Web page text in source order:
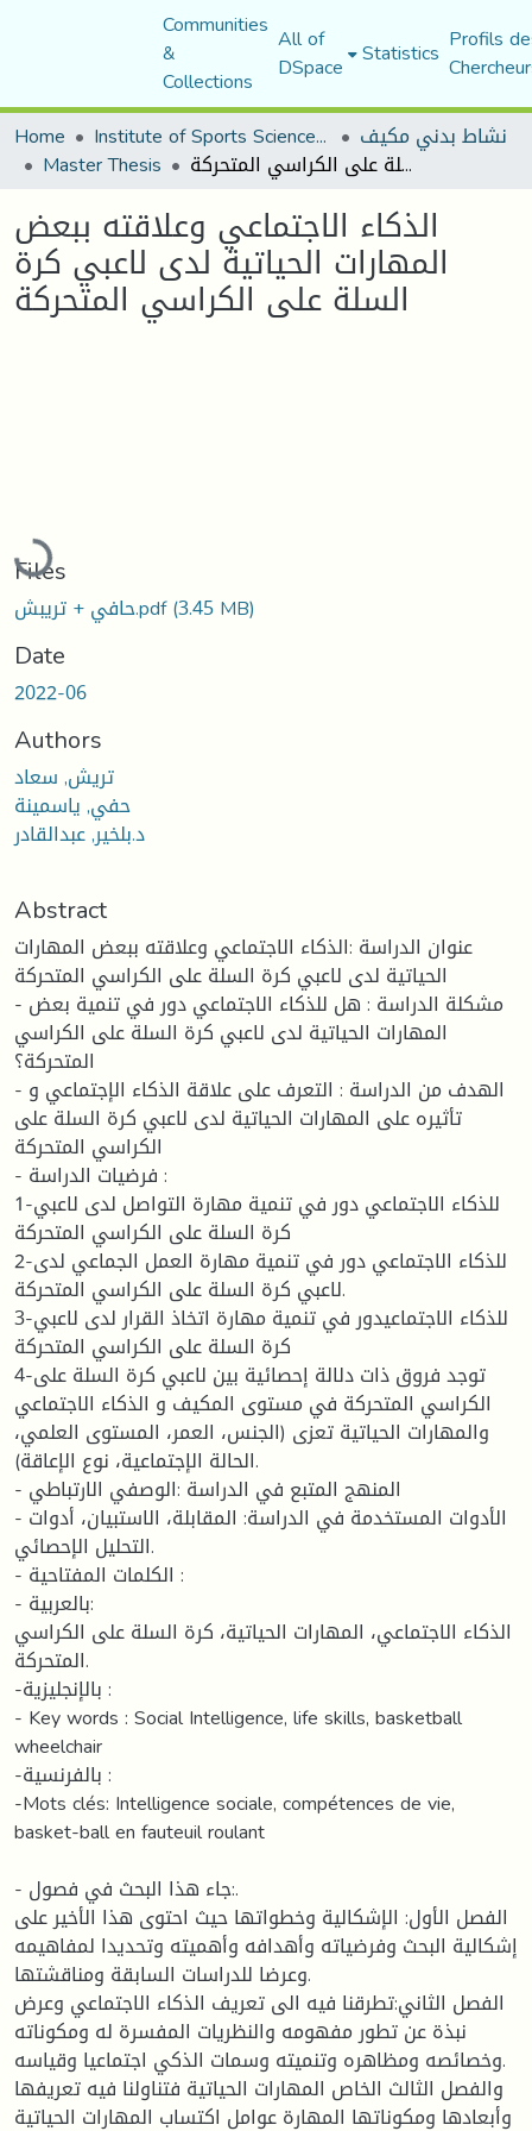
Communities
&
Collections
All of
DSpace Statistics Profils
Home
Institute of Sports Sciences and Techniques نشاط بدني مكيف
Master Thesis الذكاء الاجتماعي وعلاقته ببعض المهارات الحياتية لدى لاعبي كرة السلة على الكراسي المتحركة
الذكاء الاجتماعي وعلاقته ببعض
المهارات الحياتية لدى لاعبي كرة
السلة على الكراسي المتحركة
Loading...
Files
حافي + تريبش.pdf(3.45 MB)
Date
2022-06
Authors
تريش, سعاد
حفي, ياسمينة
د.بلخير, عبدالقادر
Abstract
عنوان الدراسة :الذكاء الاجتماعي وعلاقته ببعض المهارات
الحياتية لدى لاعبي كرة السلة على الكراسي المتحركة
- مشكلة الدراسة : هل للذكاء الاجتماعي دور في تنمية بعض
المهارات الحياتية لدى لاعبي كرة السلة على الكراسي
المتحركة؟
- الهدف من الدراسة : التعرف على علاقة الذكاء الإجتماعي و
تأثيره على المهارات الحياتية لدى لاعبي كرة السلة على
الكراسي المتحركة
- فرضيات الدراسة :
1-للذكاء الاجتماعي دور في تنمية مهارة التواصل لدى لاعبي
كرة السلة على الكراسي المتحركة
2-للذكاء الاجتماعي دور في تنمية مهارة العمل الجماعي لدى
لاعبي كرة السلة على الكراسي المتحركة.
3-للذكاء الاجتماعيدور في تنمية مهارة اتخاذ القرار لدى لاعبي
كرة السلة على الكراسي المتحركة
4-توجد فروق ذات دلالة إحصائية بين لاعبي كرة السلة على
الكراسي المتحركة في مستوى المكيف و الذكاء الاجتماعي
والمهارات الحياتية تعزى (الجنس، العمر، المستوى العلمي،
الحالة الإجتماعية، نوع الإعاقة).
- المنهج المتبع في الدراسة :الوصفي الارتباطي
- الأدوات المستخدمة في الدراسة: المقابلة، الاستبيان، أدوات
التحليل الإحصائي.
- الكلمات المفتاحية :
- بالعربية:
الذكاء الاجتماعي، المهارات الحياتية، كرة السلة على الكراسي
المتحركة.
-بالإنجليزية :
- Key words : Social Intelligence, life skills, basketball
wheelchair
-بالفرنسية :
-Mots clés: Intelligence sociale, compétences de vie,
basket-ball en fauteuil roulant
- جاء هذا البحث في فصول:.
الفصل الأول: الإشكالية وخطواتها حيث احتوى هذا الأخير على
إشكالية البحث وفرضياته وأهدافه وأهميته وتحديدا لمفاهيمه
وعرضا للدراسات السابقة ومناقشتها.
الفصل الثاني:تطرقنا فيه الى تعريف الذكاء الاجتماعي وعرض
نبذة عن تطور مفهومه والنظريات المفسرة له ومكوناته
وخصائصه ومظاهره وتنميته وسمات الذكي اجتماعيا وقياسه.
والفصل الثالث الخاص المهارات الحياتية فتناولنا فيه تعريفها
وأبعادها ومكوناتها المهارة عوامل اكتساب المهارات الحياتية